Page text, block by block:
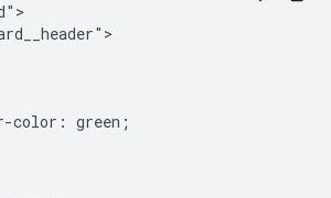
color: green;